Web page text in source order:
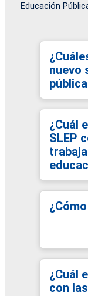
Educación
nuevo
¿Cuál
SLEP
¿Cuál
con